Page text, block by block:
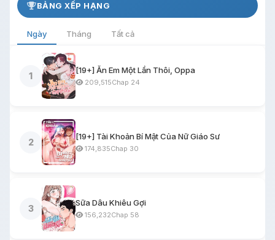
BẢNG XẾP HẠNG
Ngày Tháng Tất cả
1
[19+] Ăn Em Một Lần Thôi, Oppa
209,515Chap 24
2
[19+] Tài Khoản Bí Mật Của Nữ Giáo Sư
174,835Chap 30
3
Sữa Dâu Khiêu Gợi
156,232Chap 58